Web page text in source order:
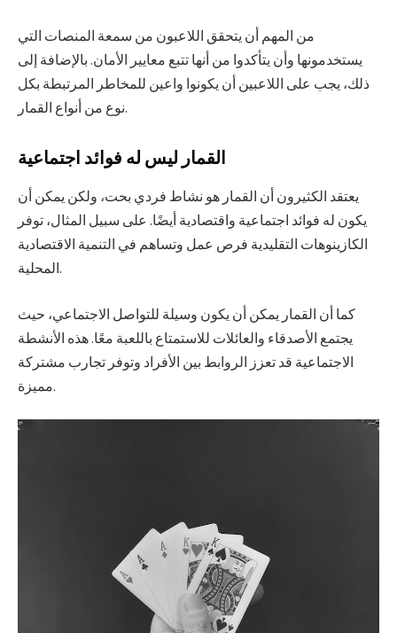
من المهم أن يتحقق اللاعبون من سمعة المنصات التي
يستخدمونها وأن يتأكدوا من أنها تتبع معايير الأمان. بالإضافة إلى
ذلك، يجب على اللاعبين أن يكونوا واعين للمخاطر المرتبطة بكل
نوع من أنواع القمار.
القمار ليس له فوائد اجتماعية
يعتقد الكثيرون أن القمار هو نشاط فردي بحت، ولكن يمكن أن
يكون له فوائد اجتماعية واقتصادية أيضًا. على سبيل المثال، توفر
الكازينوهات التقليدية فرص عمل وتساهم في التنمية الاقتصادية
المحلية.
كما أن القمار يمكن أن يكون وسيلة للتواصل الاجتماعي، حيث
يجتمع الأصدقاء والعائلات للاستمتاع باللعبة معًا. هذه الأنشطة
الاجتماعية قد تعزز الروابط بين الأفراد وتوفر تجارب مشتركة
مميزة.